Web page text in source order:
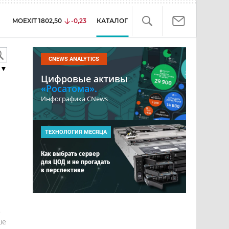
MOEXIT 1802,50 -0,23 КАТАЛОГ
CNEWS ANALYTICS
Цифровые активы
«Росатома».
Инфографика CNews
ТЕХНОЛОГИЯ МЕСЯЦА
Как выбрать сервер
для ЦОД и не прогадать
в перспективе